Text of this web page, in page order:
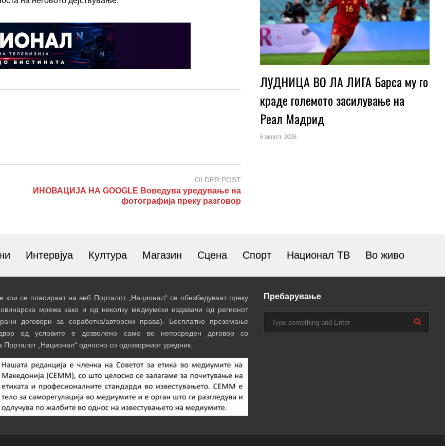
OLDER POST
ИНОВАЦИЈА НА GOOGLE Воведува уредување на
фотографија преку разговор
ЛУДНИЦА ВО ЛА ЛИГА Барса му го
краде големото засилување на
Реал Мадрид
6 август, 2026
Интервјуа Култура Магазин Сцена Спорт Национал ТВ Во живо
кои се пласираат на веб Порталот „Национал“ се обезбедуваат преку
мрежа како и од неколку медиумски издавачи од регионот
договори за соработка/авторски права). Бесплатно преземање
од условите е дозволено само во непосреден договор со
Порталот „Национал“ односно со одговорниот уредник.
Пребарување